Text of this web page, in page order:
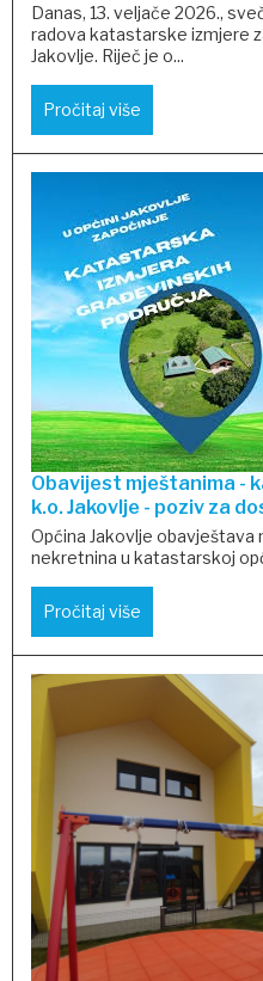
Danas, 13. veljače 2026.,
radova katastarske izmjere
Jakovlje. Riječ je o...
Pročitaj više
Obavijest mještanima -
k.o. Jakovlje - poziv za
Općina Jakovlje
nekretnina u katastarskoj
Pročitaj više